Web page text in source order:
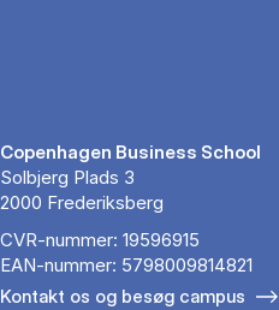
Copenhagen Business School
Solbjerg Plads 3
2000 Frederiksberg
CVR-nummer: 19596915
EAN-nummer: 5798009814821
Kontakt os og besøg campus